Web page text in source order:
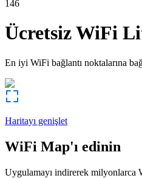
146
Ücretsiz WiFi
En iyi WiFi bağlantı noktalarına
Haritayı genişlet
WiFi Map'ı edinin
Uygulamayı indirerek milyonlarca